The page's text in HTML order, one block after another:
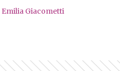
Emilia Giacometti